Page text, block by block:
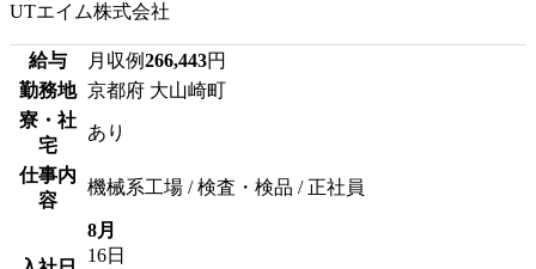
UTエイム株式会社
給与 月収例266,443円
勤務地 京都府 大山崎町
寮・社
宅
あり
仕事内
容
機械系工場 / 検査・検品 / 正社員
8月
16日